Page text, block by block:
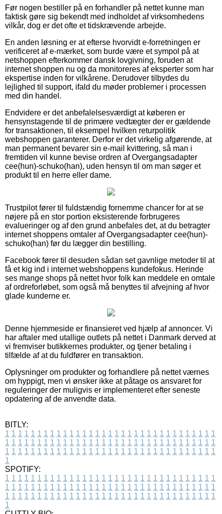
Før nogen bestiller på en forhandler på nettet kunne man
faktisk gøre sig bekendt med indholdet af virksomhedens
vilkår, dog er det ofte et tidskrævende arbejde.
En anden løsning er at efterse hvorvidt e-forretningen er
verificeret af e-mærket, som burde være et sympol på at
netshoppen efterkommer dansk lovgivning, foruden at
internet shoppen nu og da monitoreres af eksperter som har
ekspertise inden for vilkårene. Derudover tilbydes du
lejlighed til support, ifald du møder problemer i processen
med din handel.
Endvidere er det anbefalelsesværdigt at køberen er
hensynstagende til de primære vedtægter der er gældende
for transaktionen, til eksempel hvilken returpolitik
webshoppen garanterer. Derfor er det virkelig afgørende, at
man permanent bevarer sin e-mail kvittering, så man i
fremtiden vil kunne bevise ordren af Overgangsadapter
cee(hun)-schuko(han), uden hensyn til om man søger et
produkt til en herre eller dame.
Trustpilot fører til fuldstændig fornemme chancer for at se
nøjere på en stor portion eksisterende forbrugeres
evalueringer og af den grund anbefales det, at du betragter
internet shoppens omtaler af Overgangsadapter cee(hun)-
schuko(han) før du lægger din bestilling.
Facebook fører til desuden sådan set gavnlige metoder til at
få et kig ind i internet webshoppens kundefokus. Herinde
ses mange shops på nettet hvor folk kan meddele en omtale
af ordreforløbet, som også må benyttes til afvejning af hvor
glade kunderne er.
Denne hjemmeside er finansieret ved hjælp af annoncer. Vi
har aftaler med utallige outlets på nettet i Danmark derved at
vi fremviser butikkernes produkter, og tjener betaling i
tilfælde af at du fuldfører en transaktion.
Oplysninger om produkter og forhandlere på nettet værnes
om hyppigt, men vi ønsker ikke at påtage os ansvaret for
reguleringer der muligvis er implementeret efter seneste
opdatering af de anvendte data.
BITLY:
1 1 1 1 1 1 1 1 1 1 1 1 1 1 1 1 1 1 1 1 1 1 1 1 1 1 1 1 1 1 1 1 1
1 1 1 1 1 1 1 1 1 1 1 1 1 1 1 1 1 1 1 1 1 1 1 1 1 1 1 1 1 1 1 1 1
1 1 1 1 1 1 1 1 1 1 1 1 1 1 1 1 1 1 1 1 1 1 1 1 1 1 1 1 1 1 1 1 1
1
SPOTIFY:
1 1 1 1 1 1 1 1 1 1 1 1 1 1 1 1 1 1 1 1 1 1 1 1 1 1 1 1 1 1 1 1 1
1 1 1 1 1 1 1 1 1 1 1 1 1 1 1 1 1 1 1 1 1 1 1 1 1 1 1 1 1 1 1 1 1
1 1 1 1 1 1 1 1 1 1 1 1 1 1 1 1 1 1 1 1 1 1 1 1 1 1 1 1 1 1 1 1 1
1